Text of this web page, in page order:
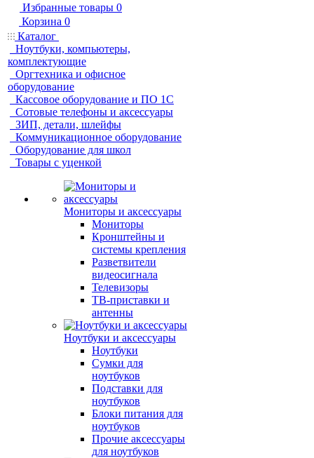
Избранные товары 0
Корзина 0
Каталог
Ноутбуки, компьютеры,
комплектующие
Оргтехника и офисное
оборудование
Кассовое оборудование и ПО 1С
Сотовые телефоны и аксессуары
ЗИП, детали, шлейфы
Коммуникационное оборудование
Оборудование для школ
Товары с уценкой
Мониторы и аксессуары
Мониторы
Кронштейны и
системы крепления
Разветвители
видеосигнала
Телевизоры
ТВ-приставки и
антенны
Ноутбуки и аксессуары
Ноутбуки
Сумки для
ноутбуков
Подставки для
ноутбуков
Блоки питания для
ноутбуков
Прочие аксессуары
для ноутбуков